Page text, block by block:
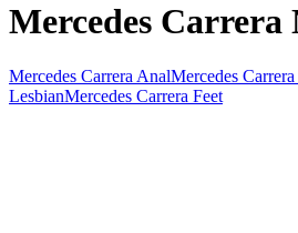
Mercedes Carrera
Mercedes Carrera AnalMercedes
LesbianMercedes Carrera Feet